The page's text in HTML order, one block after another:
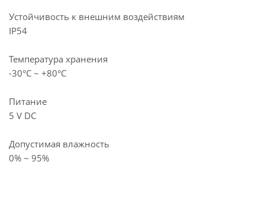
Устойчивость к внешним воздействиям
IP54
Температура хранения
-30°С ~ +80°С
Питание
5 V DC
Допустимая влажность
0% ~ 95%